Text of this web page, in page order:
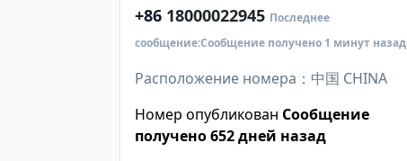
+86 18000022945 Последнее
сообщение:Сообщение получено 1 минут назад
Расположение номера：中国 CHINA
Номер опубликован Сообщение
получено 652 дней назад